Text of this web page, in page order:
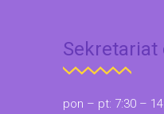
Sekretariat
pon – pt: 7:30 –